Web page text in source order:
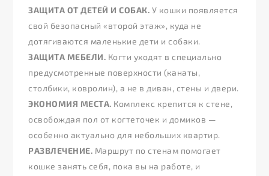
ЗАЩИТА ОТ ДЕТЕЙ И СОБАК. У кошки появляется
свой безопасный «второй этаж», куда не
дотягиваются маленькие дети и собаки.
ЗАЩИТА МЕБЕЛИ. Когти уходят в специально
предусмотренные поверхности (канаты,
столбики, ковролин), а не в диван, стены и двери.
ЭКОНОМИЯ МЕСТА. Комплекс крепится к стене,
освобождая пол от когтеточек и домиков —
особенно актуально для небольших квартир.
РАЗВЛЕЧЕНИЕ. Маршрут по стенам помогает
кошке занять себя, пока вы на работе, и